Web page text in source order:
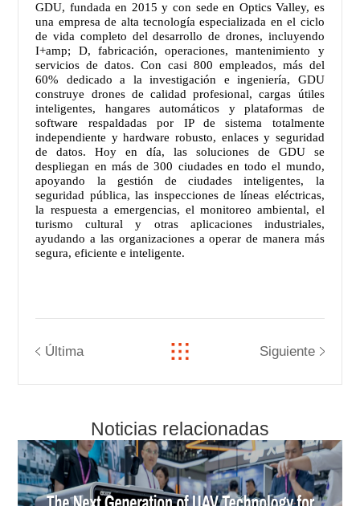
GDU, fundada en 2015 y con sede en Optics Valley, es
una empresa de alta tecnología especializada en el ciclo
de vida completo del desarrollo de drones, incluyendo
I+amp; D, fabricación, operaciones, mantenimiento y
servicios de datos. Con casi 800 empleados, más del
60% dedicado a la investigación e ingeniería, GDU
construye drones de calidad profesional, cargas útiles
inteligentes, hangares automáticos y plataformas de
software respaldadas por IP de sistema totalmente
independiente y hardware robusto, enlaces y seguridad
de datos. Hoy en día, las soluciones de GDU se
despliegan en más de 300 ciudades en todo el mundo,
apoyando la gestión de ciudades inteligentes, la
seguridad pública, las inspecciones de líneas eléctricas,
la respuesta a emergencias, el monitoreo ambiental, el
turismo cultural y otras aplicaciones industriales,
ayudando a las organizaciones a operar de manera más
segura, eficiente e inteligente.
Última Siguiente
Noticias relacionadas